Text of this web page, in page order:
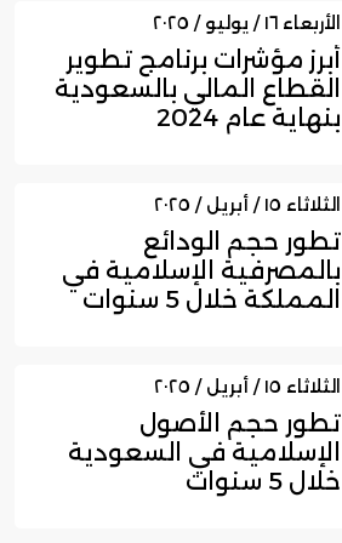
الأربعاء ١٦ / يوليو / ٢٠٢٥
أبرز مؤشرات برنامج تطوير
القطاع المالي بالسعودية
بنهاية عام 2024
الثلاثاء ١٥ / أبريل / ٢٠٢٥
تطور حجم الودائع
بالمصرفية الإسلامية في
المملكة خلال 5 سنوات
الثلاثاء ١٥ / أبريل / ٢٠٢٥
تطور حجم الأصول
الإسلامية في السعودية
خلال 5 سنوات